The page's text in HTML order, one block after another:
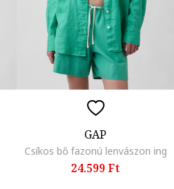
GAP
Csíkos bő fazonú lenvászon ing
24.599 Ft